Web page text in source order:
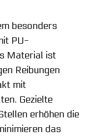
besonders
PU-
Material ist
Reibungen
mit
Gezielte
erhöhen die
das